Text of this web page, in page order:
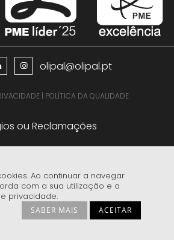
Ao continuar a navegar
com a sua utilização e a
privacidade.
SABER MAIS ACEITAR
olipal@olipal.pt
| POLÍTICA DA QUALIDADE
ou Reclamações
DADOS COPYRIGHT E MARCA REGISTADA
DE PRIVACIDADE